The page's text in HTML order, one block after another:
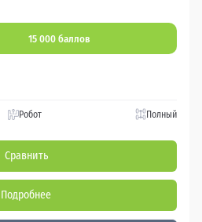
15 000 баллов
Робот Полный
Сравнить
Подробнее